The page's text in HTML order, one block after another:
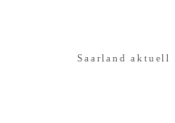
Saarland